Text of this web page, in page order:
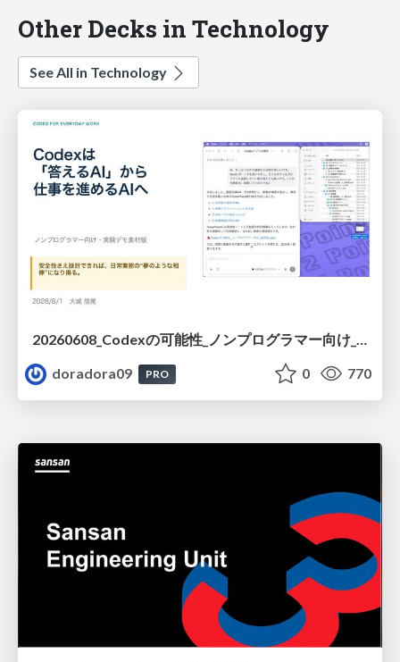
Other Decks in Technology
See All in Technology
doradora09
PRO 0 770